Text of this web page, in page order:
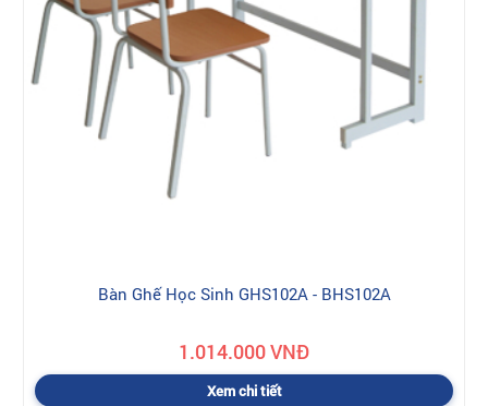
Bàn Ghế Học Sinh GHS102A - BHS102A
1.014.000 VNĐ
Xem chi tiết